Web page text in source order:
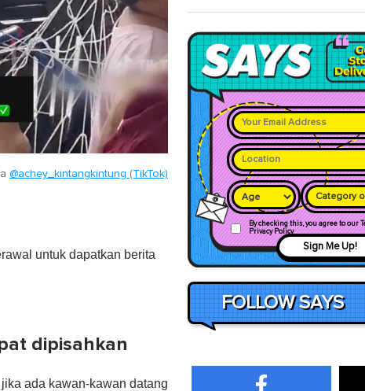
@achey_kintangkintung (TikTok)
untuk dapatkan berita
dipisahkan
ada kawan-kawan datang
Category
By checking this, you agree to our
Privacy Policy
Sign Me Up!
FOLLOW SAYS